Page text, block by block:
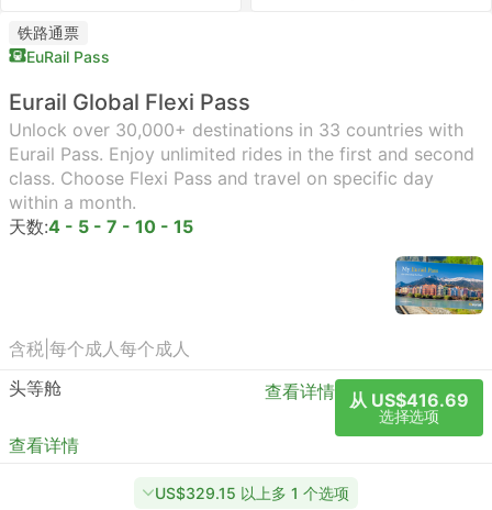
铁路通票
EuRail Pass
Eurail Global Flexi Pass
Unlock over 30,000+ destinations in 33 countries with
Eurail Pass. Enjoy unlimited rides in the first and second
class. Choose Flexi Pass and travel on specific day
within a month.
天数:4 - 5 - 7 - 10 - 15
含税 每个成人每个成人
头等舱
查看详情 从 US$416.69
选择选项
查看详情
US$329.15 以上多 1 个选项